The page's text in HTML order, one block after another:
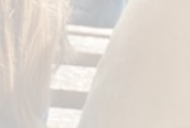
LYCÉE
PROFESSIONNEL